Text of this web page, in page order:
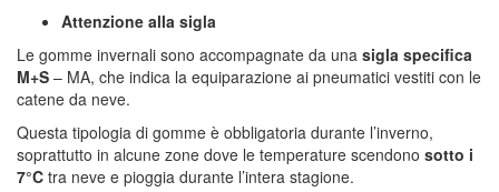
Attenzione alla sigla
Le gomme invernali sono accompagnate da una sigla specifica
M+S – MA, che indica la equiparazione ai pneumatici vestiti con le
catene da neve.
Questa tipologia di gomme è obbligatoria durante l’inverno,
soprattutto in alcune zone dove le temperature scendono sotto i
7°C tra neve e pioggia durante l’intera stagione.